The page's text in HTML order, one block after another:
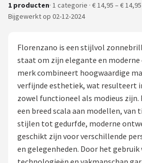
Merken
Zonnebrillen
Baby zonnebrillen
Shop
POPULAIRE MERKEN
Polaroid
1 producten· 1 categorie · € 14,95 – € 14,95
Bijgewerkt op 02-12-2024
Florenzano is een stijlvol
staat om zijn elegante en
merk combineert hoogwaardige
verfijnde esthetiek, wat resulteert
zowel functioneel als modieus
een breed scala aan modellen, van
stijlen tot gedurfde, moderne
geschikt zijn voor verschillende
en gelegenheden. Door het gebruik